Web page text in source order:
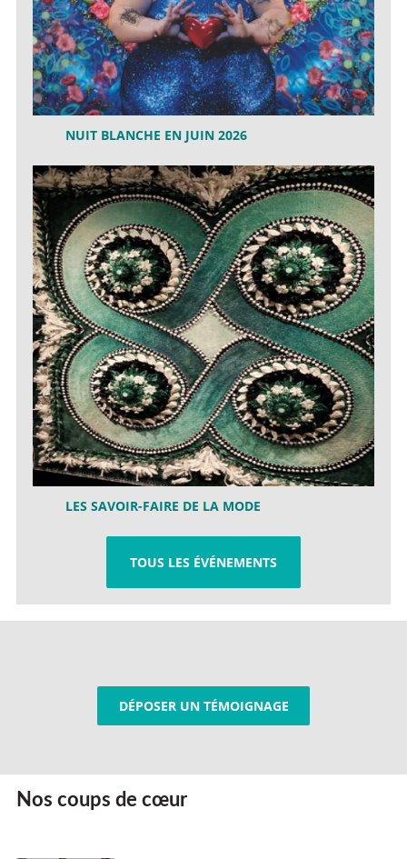
NUIT BLANCHE EN JUIN 2026
LES SAVOIR-FAIRE DE LA MODE
TOUS LES ÉVÉNEMENTS
DÉPOSER UN TÉMOIGNAGE
Nos coups de cœur